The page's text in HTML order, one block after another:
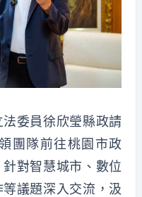
委員徐欣瑩縣政請
團隊前往桃園市政
對智慧城市、數位
議題深入交流，汲